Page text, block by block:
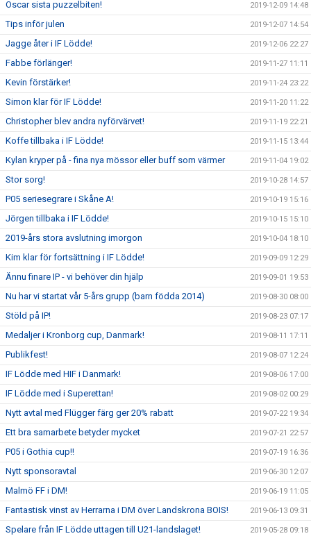
Oscar sista puzzelbiten! 2019-12-09 14:48
Tips inför julen 2019-12-07 14:54
Jagge åter i IF Lödde! 2019-12-06 22:27
Fabbe förlänger! 2019-11-27 11:11
Kevin förstärker! 2019-11-24 23:22
Simon klar för IF Lödde! 2019-11-20 11:22
Christopher blev andra nyförvärvet! 2019-11-19 22:21
Koffe tillbaka i IF Lödde! 2019-11-15 13:44
Kylan kryper på - fina nya mössor eller buff som värmer 2019-11-04 19:02
Stor sorg! 2019-10-28 14:57
P05 seriesegrare i Skåne A! 2019-10-19 15:16
Jörgen tillbaka i IF Lödde! 2019-10-15 15:10
2019-års stora avslutning imorgon 2019-10-04 18:10
Kim klar för fortsättning i IF Lödde! 2019-09-09 12:29
Ännu finare IP - vi behöver din hjälp 2019-09-01 19:53
Nu har vi startat vår 5-års grupp (barn födda 2014) 2019-08-30 08:00
Stöld på IP! 2019-08-23 07:17
Medaljer i Kronborg cup, Danmark! 2019-08-11 17:11
Publikfest! 2019-08-07 12:24
IF Lödde med HIF i Danmark! 2019-08-06 17:00
IF Lödde med i Superettan! 2019-08-02 00:29
Nytt avtal med Flügger färg ger 20% rabatt 2019-07-22 19:34
Ett bra samarbete betyder mycket 2019-07-21 22:57
P05 i Gothia cup!! 2019-07-19 16:36
Nytt sponsoravtal 2019-06-30 12:07
Malmö FF i DM! 2019-06-19 11:05
Fantastisk vinst av Herrarna i DM över Landskrona BOIS! 2019-06-13 09:31
Spelare från IF Lödde uttagen till U21-landslaget! 2019-05-28 09:18